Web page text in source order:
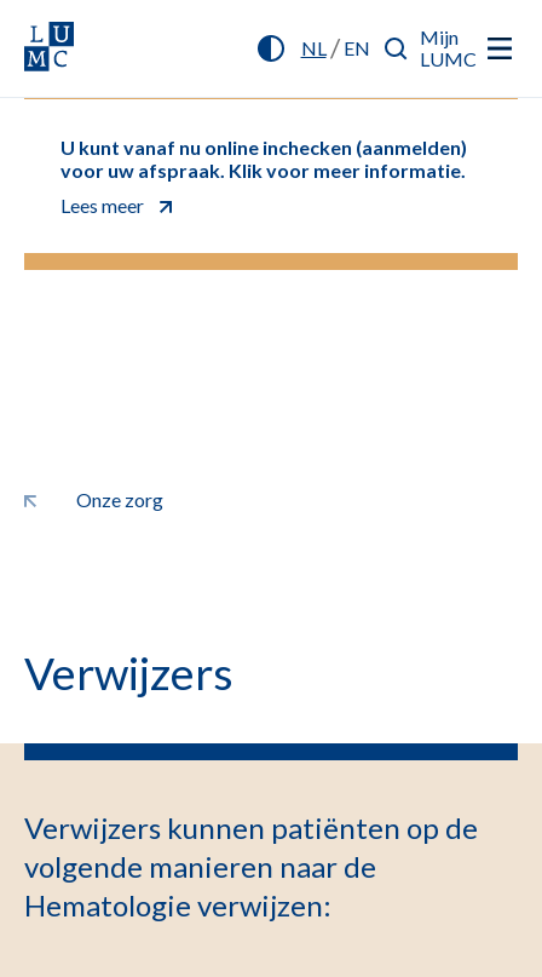
NL/ EN
Mijn
LUMC
U kunt vanaf nu online inchecken (aanmelden)
voor uw afspraak. Klik voor meer informatie.
Lees meer
Onze zorg
Verwijzers
Verwijzers kunnen patiënten op de
volgende manieren naar de
Hematologie verwijzen: